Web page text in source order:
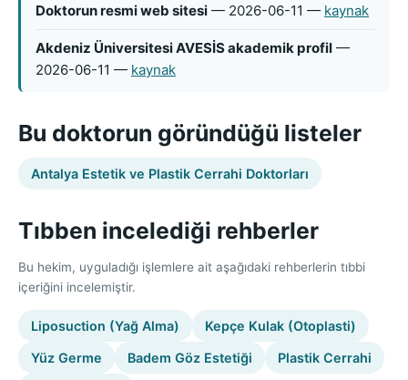
Doktorun resmi web sitesi — 2026-06-11 — kaynak
Akdeniz Üniversitesi AVESİS akademik profil —
2026-06-11 — kaynak
Bu doktorun göründüğü listeler
Antalya Estetik ve Plastik Cerrahi Doktorları
Tıbben incelediği rehberler
Bu hekim, uyguladığı işlemlere ait aşağıdaki rehberlerin tıbbi
içeriğini incelemiştir.
Liposuction (Yağ Alma) Kepçe Kulak (Otoplasti)
Yüz Germe Badem Göz Estetiği Plastik Cerrahi